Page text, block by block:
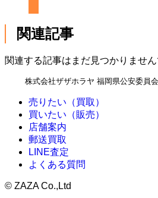
関連記事
関連する記事はまだ見つかりません
株式会社ザザホラヤ 福岡県公安委員
売りたい（買取）
買いたい（販売）
店舗案内
郵送買取
LINE査定
よくある質問
© ZAZA Co.,Ltd